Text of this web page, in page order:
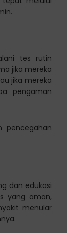
tes rutin
jika mereka
jika mereka
pengaman
pencegahan
dan edukasi
yang aman,
menular